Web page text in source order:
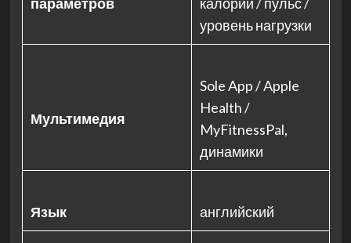
уровень нагрузки
Мультимедия
Sole App / Apple
Health /
MyFitnessPal,
динамики
Язык английский